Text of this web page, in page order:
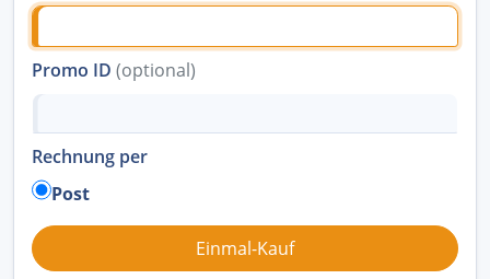
Promo ID (optional)
Rechnung per
Post